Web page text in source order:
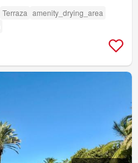
Terraza amenity_drying_area